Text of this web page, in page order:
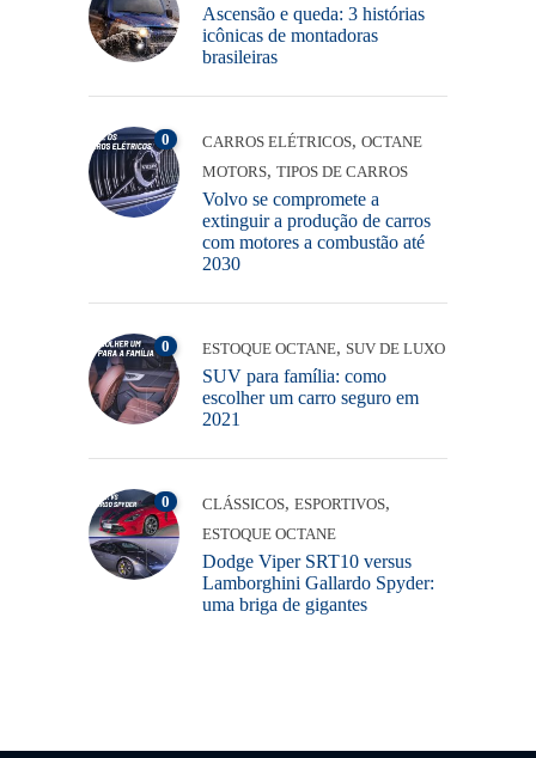
Ascensão e queda: 3 histórias
icônicas de montadoras
brasileiras
0 CARROS ELÉTRICOS, OCTANE
MOTORS, TIPOS DE CARROS
Volvo se compromete a
extinguir a produção de carros
com motores a combustão até
2030
0 ESTOQUE OCTANE, SUV DE LUXO
SUV para família: como
escolher um carro seguro em
2021
0 CLÁSSICOS, ESPORTIVOS,
ESTOQUE OCTANE
Dodge Viper SRT10 versus
Lamborghini Gallardo Spyder:
uma briga de gigantes